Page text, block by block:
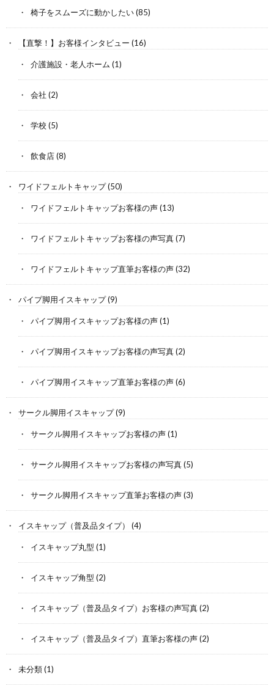
椅子をスムーズに動かしたい(85)
【直撃！】お客様インタビュー (16)
介護施設・老人ホーム (1)
会社 (2)
学校 (5)
飲食店(8)
ワイドフェルトキャップ(50)
ワイドフェルトキャップお客様の声(13)
ワイドフェルトキャップお客様の声写真(7)
ワイドフェルトキャップ直筆お客様の声(32)
パイプ脚用イスキャップ(9)
パイプ脚用イスキャップお客様の声(1)
パイプ脚用イスキャップお客様の声写真(2)
パイプ脚用イスキャップ直筆お客様の声(6)
サークル脚用イスキャップ(9)
サークル脚用イスキャップお客様の声(1)
サークル脚用イスキャップお客様の声写真(5)
サークル脚用イスキャップ直筆お客様の声(3)
イスキャップ（普及品タイプ） (4)
イスキャップ丸型 (1)
イスキャップ角型 (2)
イスキャップ（普及品タイプ）お客様の声写真(2)
イスキャップ（普及品タイプ）直筆お客様の声(2)
未分類(1)